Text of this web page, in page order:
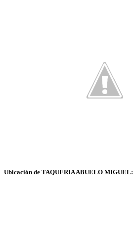
Ubicación de TAQUERIA ABUELO MIGUEL: